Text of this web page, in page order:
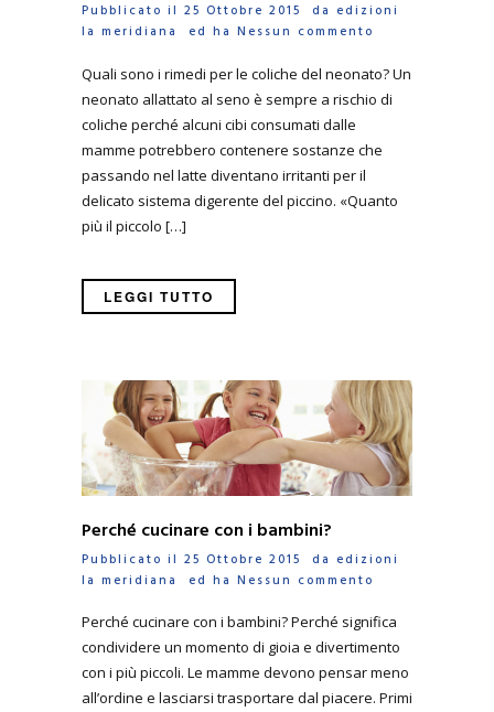
Pubblicato il 25 Ottobre 2015 da edizioni
la meridiana
ed ha Nessun commento
Quali sono i rimedi per le coliche del neonato? Un
neonato allattato al seno è sempre a rischio di
coliche perché alcuni cibi consumati dalle
mamme potrebbero contenere sostanze che
passando nel latte diventano irritanti per il
delicato sistema digerente del piccino. «Quanto
più il piccolo […]
LEGGI TUTTO
Perché cucinare con i bambini?
Pubblicato il 25 Ottobre 2015 da edizioni
la meridiana
ed ha Nessun commento
Perché cucinare con i bambini? Perché significa
condividere un momento di gioia e divertimento
con i più piccoli. Le mamme devono pensar meno
all’ordine e lasciarsi trasportare dal piacere. Primi